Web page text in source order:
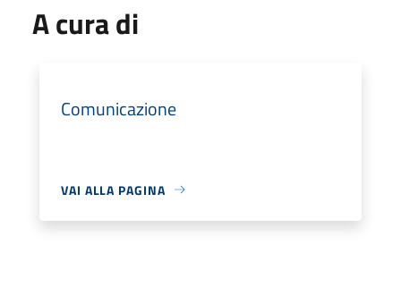
A cura di
Comunicazione
VAI ALLA PAGINA